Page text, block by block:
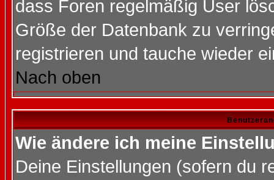
dass Foren regelmäßig User
Größe der Datenbank zu
registrieren und tauche wieder
Nach oben
Wie ändere ich meine
Deine Einstellungen (sofern du